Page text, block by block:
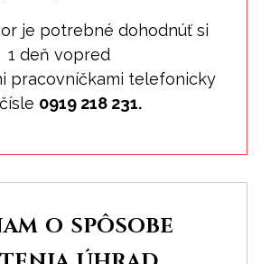
je potrebné dohodnúť si
1 deň vopred
pracovníčkami telefonicky
0919 218 231.
o spôsobe